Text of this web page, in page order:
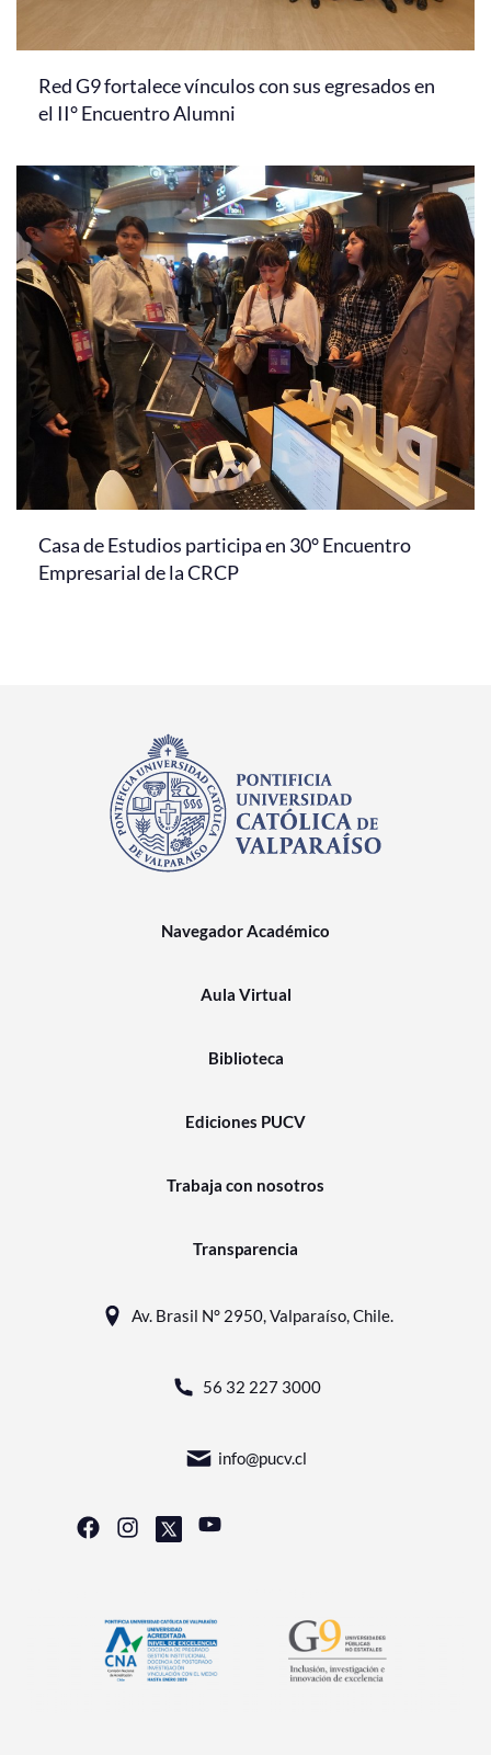
Red G9 fortalece vínculos con sus egresados en
el II° Encuentro Alumni
Casa de Estudios participa en 30° Encuentro
Empresarial de la CRCP
Navegador Académico
Aula Virtual
Biblioteca
Ediciones PUCV
Trabaja con nosotros
Transparencia
Av. Brasil N° 2950, Valparaíso, Chile.
56 32 227 3000
info@pucv.cl